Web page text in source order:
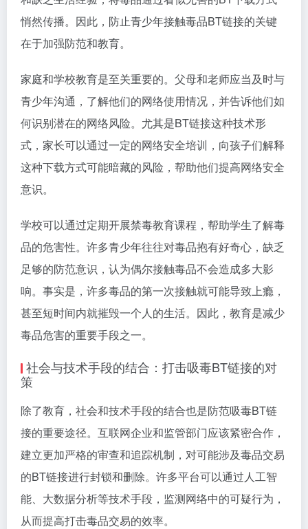
悄然传播。因此，防止青少年接触毒品BT链接的关键
在于加强防范和教育。
家庭和学校教育是至关重要的。父母和老师应当及时与
青少年沟通，了解他们的网络使用情况，并告诉他们如
何识别潜在的网络风险。尤其是BT链接这种技术形
式，家长可以通过一定的网络安全培训，向孩子们解释
这种下载方式可能暗藏的风险，帮助他们提高网络安全
意识。
学校可以通过定期开展禁毒教育课程，帮助学生了解毒
品的危害性。许多青少年往往对毒品抱有好奇心，缺乏
足够的防范意识，认为偶尔接触毒品不会造成多大影
响。事实是，许多毒品的第一次接触就可能导致上瘾，
甚至短时间内就摧毁一个人的生活。因此，教育是减少
毒品危害的重要手段之一。
社会与技术手段的结合：打击吸毒BT链接的对
策
除了教育，社会和技术手段的结合也是防范吸毒BT链
接的重要途径。互联网企业和监管部门应该紧密合作，
建立更加严格的审查和追踪机制，对可能涉及毒品交易
的BT链接进行封锁和删除。许多平台可以通过人工智
能、大数据分析等技术手段，监测网络中的可疑行为，
从而提高打击毒品交易的效率。